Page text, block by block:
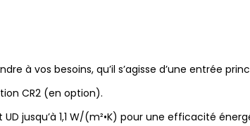
à vos besoins, qu’il s’agisse d’une entrée
CR2 (en option).
jusqu’à 1,1 W/(m²•K) pour une efficacité